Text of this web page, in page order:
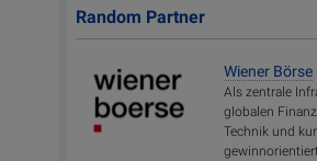
Random Partner
Wiener Börse
Als zentrale
globalen
Technik und